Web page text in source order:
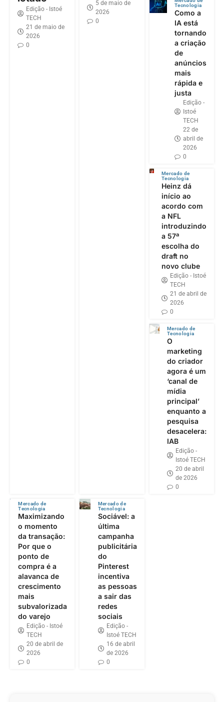
Edição - Istoé
TECH
21 de maio de
2026
0
5 de maio de
2026
0
Tecnologia
Como a
IA está
tornando
a criação
de
anúncios
mais
rápida e
justa
Edição -
Istoé
TECH
22 de
abril de
2026
0
Mercado de
Tecnologia
Heinz dá
início ao
acordo com
a NFL
introduzindo
a 57ª
escolha do
draft no
novo clube
Edição - Istoé
TECH
21 de abril de
2026
0
Mercado de
Tecnologia
O
marketing
do criador
agora é um
‘canal de
mídia
principal’
enquanto a
pesquisa
desacelera:
IAB
Edição -
Istoé TECH
20 de abril
de 2026
0
Mercado de
Tecnologia
Maximizando
o momento
da transação:
Por que o
ponto de
compra é a
alavanca de
crescimento
mais
subvalorizada
do varejo
Edição - Istoé
TECH
20 de abril de
2026
0
Mercado de
Tecnologia
Sociável: a
última
campanha
publicitária
do
Pinterest
incentiva
as pessoas
a sair das
redes
sociais
Edição -
Istoé TECH
16 de abril
de 2026
0